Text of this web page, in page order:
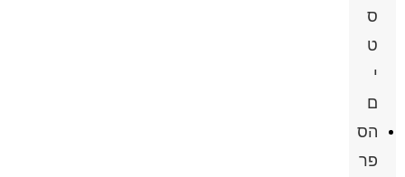
ס
ט
י
ם
הס
פר